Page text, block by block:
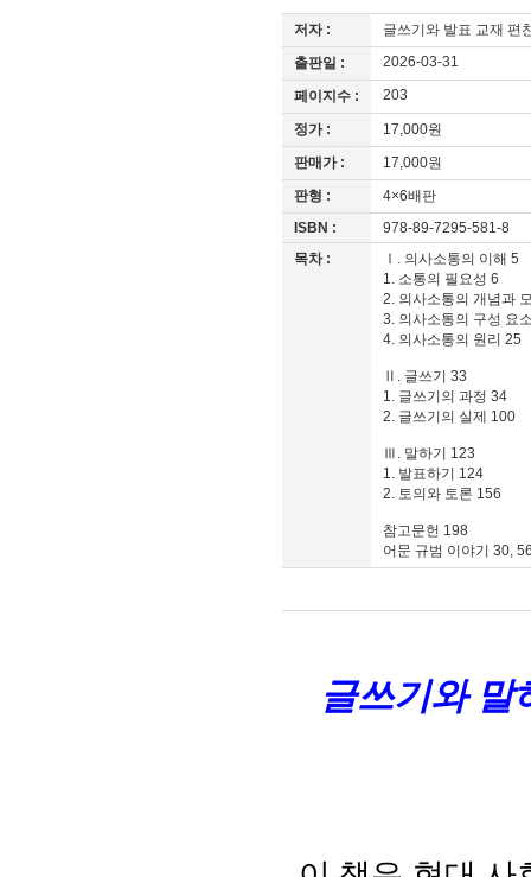
저자 :
글쓰기와 발표 교재 편
출판일 :
2026-03-31
페이지수 : 203
정가 :
17,000원
판매가 :
17,000원
판형 :
4×6배판
ISBN :
978-89-7295-581-8
목차 :
Ⅰ. 의사소통의 이해 5
1. 소통의 필요성 6
2. 의사소통의 개념과
3. 의사소통의 구성 요
4. 의사소통의 원리 25
Ⅱ. 글쓰기 33
1. 글쓰기의 과정 34
2. 글쓰기의 실제 100
Ⅲ. 말하기 123
1. 발표하기 124
2. 토의와 토론 156
참고문헌 198
어문 규범 이야기 30,
글쓰기와 말